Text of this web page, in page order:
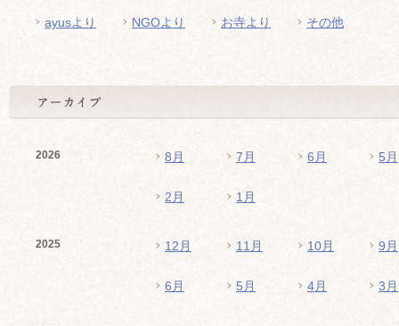
ayusより NGOより お寺より その他
2026 8月 7月 6月 5月
2月 1月
2025 12月 11月 10月 9月
6月 5月 4月 3月